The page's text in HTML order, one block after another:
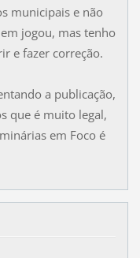
municipais e não
jogou, mas tenho
e fazer correção.
a publicação,
que é muito legal,
em Foco é